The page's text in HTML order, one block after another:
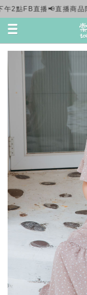
國內滿千免運快速出貨✨